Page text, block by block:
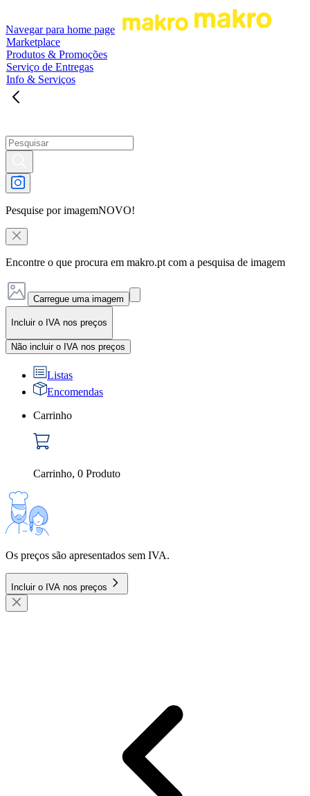
Navegar para home page
Marketplace
Produtos & Promoções
Serviço de Entregas
Info & Serviços
Pesquise por imagemNOVO!
Encontre o que procura em makro.pt com a pesquisa de imagem
Carregue uma imagem
Incluir o IVA nos preços
Não incluir o IVA nos preços
Listas
Encomendas
Carrinho
Carrinho, 0 Produto
Os preços são apresentados sem IVA.
Incluir o IVA nos preços